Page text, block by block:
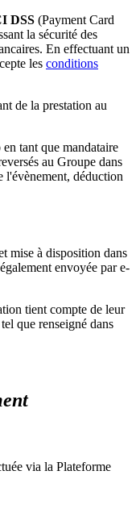
DSS (Payment Card
la sécurité des
En effectuant un
les conditions
de la prestation au
tant que mandataire
au Groupe dans
l'évènement, déduction
mise à disposition dans
envoyée par e-
tient compte de leur
que renseigné dans
via la Plateforme